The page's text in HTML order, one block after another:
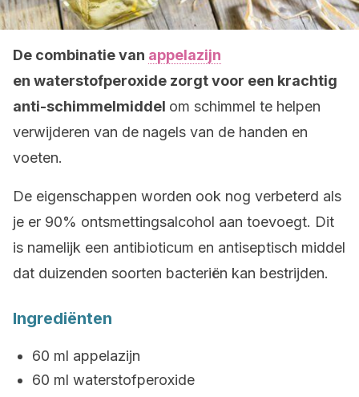
De combinatie van appelazijn
en waterstofperoxide zorgt voor een krachtig
anti-schimmelmiddel om schimmel te helpen
verwijderen van de nagels van de handen en
voeten.
De eigenschappen worden ook nog verbeterd als
je er 90% ontsmettingsalcohol aan toevoegt. Dit
is namelijk een antibioticum en antiseptisch middel
dat duizenden soorten bacteriën kan bestrijden.
Ingrediënten
60 ml appelazijn
60 ml waterstofperoxide